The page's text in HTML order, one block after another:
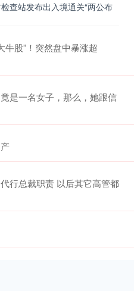
查站发布出入境通关“两公布
牛股”！突然盘中暴涨超
是一名女子，那么，她跟信
行总裁职责 以后其它高管都